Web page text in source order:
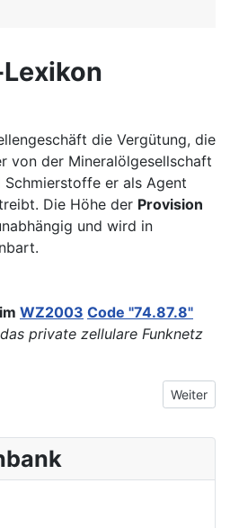
die Vergütung, die
von der Mineralölgesellschaft
Schmierstoffe er als Agent
Die Höhe der Provision
und wird in
WZ2003 Code "74.87.8"
private zellulare Funknetz
Nächster
Weiter